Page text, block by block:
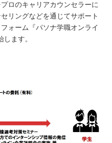
ロのキャリアカウンセラーに
リングなどを通じてサポート
ォーム『パソナ学職オンライ
ます。